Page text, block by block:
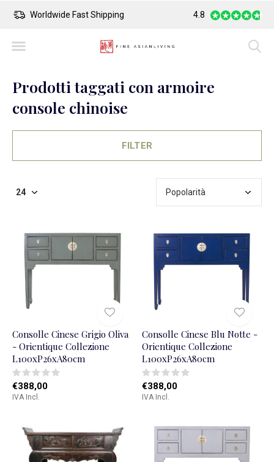
Worldwide Fast Shipping Safe Payment
4.8
Prodotti taggati con armoire
console chinoise
FILTER
Consolle Cinese Grigio Oliva
- Orientique Collezione
L100xP26xA80cm
€388,00
IVA Incl.
Consolle Cinese Blu Notte -
Orientique Collezione
L100xP26xA80cm
€388,00
IVA Incl.